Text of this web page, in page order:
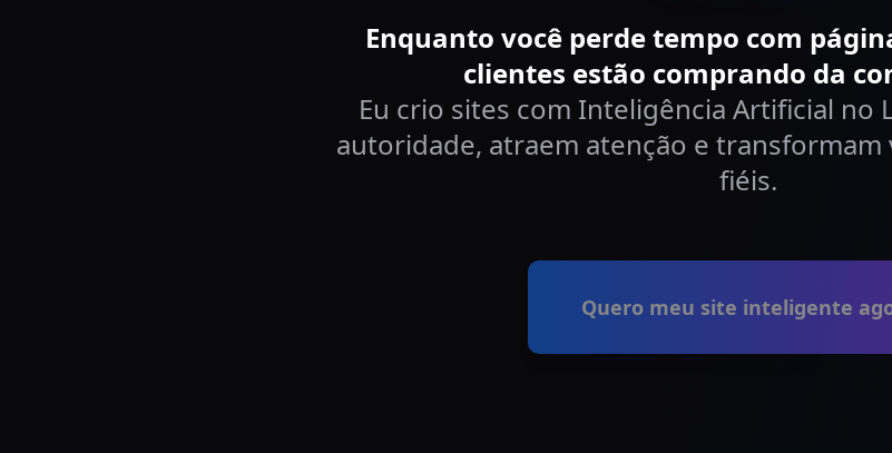
Enquanto você perde tempo com
clientes estão comprando da
Eu crio sites com Inteligência Artificial no
autoridade, atraem atenção e
fiéis.
Quero meu site inteligente